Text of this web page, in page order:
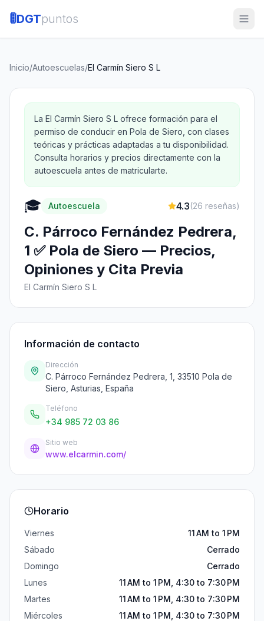
🚦DGTpuntos
Inicio/Autoescuelas/El Carmín Siero S L
La El Carmín Siero S L ofrece formación para el
permiso de conducir en Pola de Siero, con clases
teóricas y prácticas adaptadas a tu disponibilidad.
Consulta horarios y precios directamente con la
autoescuela antes de matricularte.
🎓 Autoescuela 4.3(26 reseñas)
C. Párroco Fernández Pedrera,
1 ✅ Pola de Siero — Precios,
Opiniones y Cita Previa
El Carmín Siero S L
Información de contacto
Dirección
C. Párroco Fernández Pedrera, 1, 33510 Pola de
Siero, Asturias, España
Teléfono
+34 985 72 03 86
Sitio web
www.elcarmin.com/
Horario
Viernes
11 AM to 1 PM
Sábado
Cerrado
Domingo
Cerrado
Lunes
11 AM to 1 PM, 4:30 to 7:30 PM
Martes
11 AM to 1 PM, 4:30 to 7:30 PM
Miércoles
11 AM to 1 PM, 4:30 to 7:30 PM